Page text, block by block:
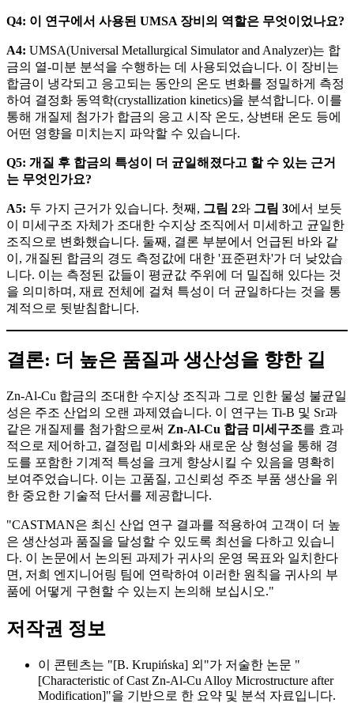
Q4: 이 연구에서 사용된 UMSA 장비의 역할은 무엇이었나요?
A4: UMSA(Universal Metallurgical Simulator and Analyzer)는 합
금의 열-미분 분석을 수행하는 데 사용되었습니다. 이 장비는
합금이 냉각되고 응고되는 동안의 온도 변화를 정밀하게 측정
하여 결정화 동역학(crystallization kinetics)을 분석합니다. 이를
통해 개질제 첨가가 합금의 응고 시작 온도, 상변태 온도 등에
어떤 영향을 미치는지 파악할 수 있습니다.
Q5: 개질 후 합금의 특성이 더 균일해졌다고 할 수 있는 근거
는 무엇인가요?
A5: 두 가지 근거가 있습니다. 첫째, 그림 2와 그림 3에서 보듯
이 미세구조 자체가 조대한 수지상 조직에서 미세하고 균일한
조직으로 변화했습니다. 둘째, 결론 부분에서 언급된 바와 같
이, 개질된 합금의 경도 측정값에 대한 '표준편차'가 더 낮았습
니다. 이는 측정된 값들이 평균값 주위에 더 밀집해 있다는 것
을 의미하며, 재료 전체에 걸쳐 특성이 더 균일하다는 것을 통
계적으로 뒷받침합니다.
결론: 더 높은 품질과 생산성을 향한 길
Zn-Al-Cu 합금의 조대한 수지상 조직과 그로 인한 물성 불균일
성은 주조 산업의 오랜 과제였습니다. 이 연구는 Ti-B 및 Sr과
같은 개질제를 첨가함으로써 Zn-Al-Cu 합금 미세구조를 효과
적으로 제어하고, 결정립 미세화와 새로운 상 형성을 통해 경
도를 포함한 기계적 특성을 크게 향상시킬 수 있음을 명확히
보여주었습니다. 이는 고품질, 고신뢰성 주조 부품 생산을 위
한 중요한 기술적 단서를 제공합니다.
"CASTMAN은 최신 산업 연구 결과를 적용하여 고객이 더 높
은 생산성과 품질을 달성할 수 있도록 최선을 다하고 있습니
다. 이 논문에서 논의된 과제가 귀사의 운영 목표와 일치한다
면, 저희 엔지니어링 팀에 연락하여 이러한 원칙을 귀사의 부
품에 어떻게 구현할 수 있는지 논의해 보십시오."
저작권 정보
이 콘텐츠는 "[B. Krupińska] 외"가 저술한 논문 "
[Characteristic of Cast Zn-Al-Cu Alloy Microstructure after
Modification]"을 기반으로 한 요약 및 분석 자료입니다.